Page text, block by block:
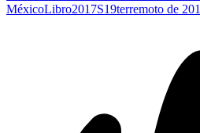
MéxicoLibro2017S19terremoto de